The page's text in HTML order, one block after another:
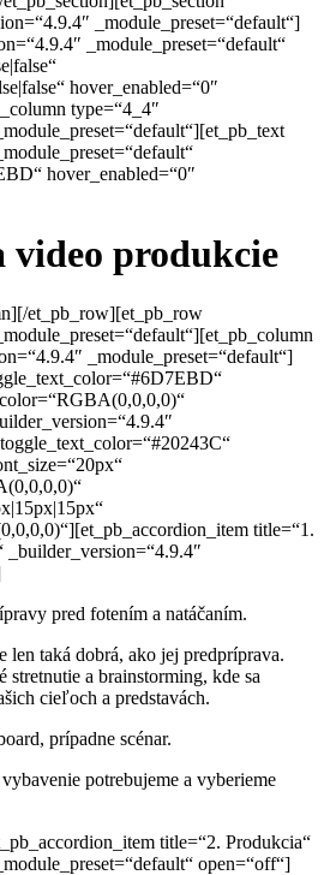
_module_preset=“default“]
_module_preset=“default“
hover_enabled=“0″
type=“4_4″
hover_enabled=“0″
video produkcie
et_pb_row][et_pb_row
_module_preset=“default“]
title=“1.
_builder_version=“4.9.4″
pred fotením a natáčaním.
len taká dobrá, ako jej predpríprava.
stretnutie a brainstorming, kde sa
cieľoch a predstavách.
prípadne scénar.
potrebujeme a vyberieme
title=“2. Produkcia“
open=“off“]